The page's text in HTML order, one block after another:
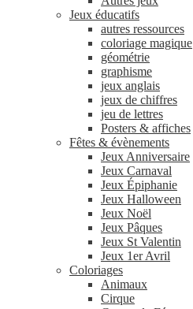
Jeux éducatifs
autres ressources
coloriage magique
géométrie
graphisme
jeux anglais
jeux de chiffres
jeu de lettres
Posters & affiches
Fêtes & évènements
Jeux Anniversaire
Jeux Carnaval
Jeux Épiphanie
Jeux Halloween
Jeux Noël
Jeux Pâques
Jeux St Valentin
Jeux 1er Avril
Coloriages
Animaux
Cirque